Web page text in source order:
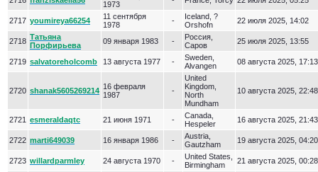
1973
2717 youmireya66254
11 сентября
1978
-
Iceland, ?
Orshofn
22 июля 2025, 14:02
2718 Татьяна
Порфирьева
09 января 1983 -
Россия,
Саров
25 июля 2025, 13:55
2719 salvatoreholcomb 13 августа 1977 -
Sweden,
Alvangen
08 августа 2025, 17:13
2720 shanak5605269214 16 февраля
1987
-
United
Kingdom,
North
Mundham
10 августа 2025, 22:48
2721 esmeraldaqtc 21 июня 1971 -
Canada,
Hespeler
16 августа 2025, 21:43
2722 marti649039 16 января 1986 -
Austria,
Gautzham
19 августа 2025, 04:20
2723 willardparmley 24 августа 1970 -
United States,
Birmingham
21 августа 2025, 00:28